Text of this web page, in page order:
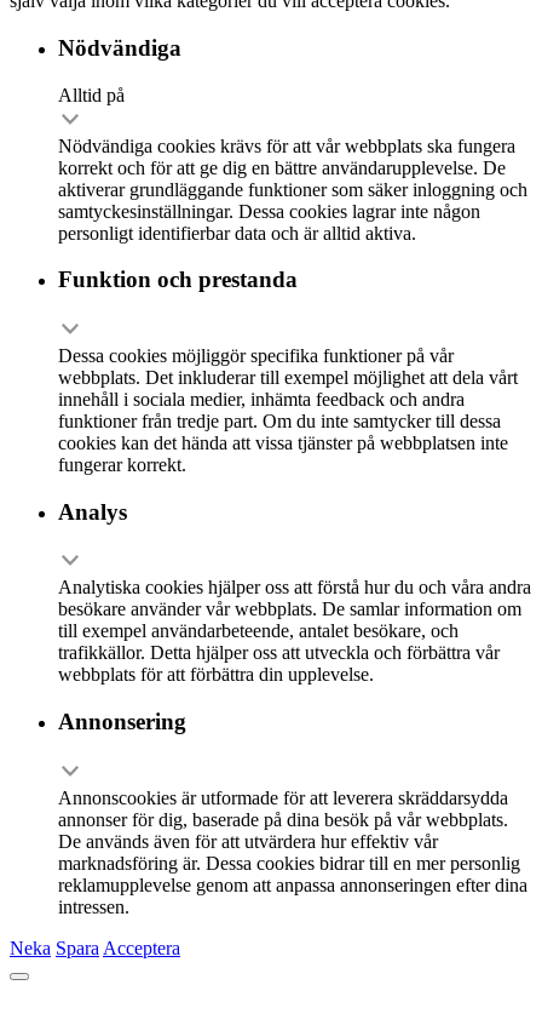
Nödvändiga
Alltid på
Nödvändiga cookies krävs för att vår webbplats ska fungera
korrekt och för att ge dig en bättre användarupplevelse. De
aktiverar grundläggande funktioner som säker inloggning och
samtyckesinställningar. Dessa cookies lagrar inte någon
personligt identifierbar data och är alltid aktiva.
Funktion och prestanda
Dessa cookies möjliggör specifika funktioner på vår
webbplats. Det inkluderar till exempel möjlighet att dela vårt
innehåll i sociala medier, inhämta feedback och andra
funktioner från tredje part. Om du inte samtycker till dessa
cookies kan det hända att vissa tjänster på webbplatsen inte
fungerar korrekt.
Analys
Analytiska cookies hjälper oss att förstå hur du och våra andra
besökare använder vår webbplats. De samlar information om
till exempel användarbeteende, antalet besökare, och
trafikkällor. Detta hjälper oss att utveckla och förbättra vår
webbplats för att förbättra din upplevelse.
Annonsering
Annonscookies är utformade för att leverera skräddarsydda
annonser för dig, baserade på dina besök på vår webbplats.
De används även för att utvärdera hur effektiv vår
marknadsföring är. Dessa cookies bidrar till en mer personlig
reklamupplevelse genom att anpassa annonseringen efter dina
intressen.
Neka Spara Acceptera